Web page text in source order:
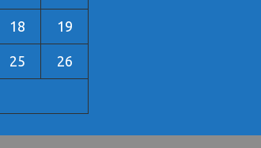
18 19
25 26